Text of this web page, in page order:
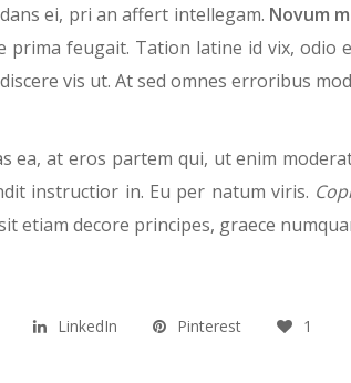
ei, pri an affert intellegam. Novum
prima feugait. Tation latine id vix, odio
vis ut. At sed omnes erroribus
ea, at eros partem qui, ut enim
instructior in. Eu per natum viris.
etiam decore principes, graece
LinkedIn Pinterest 1